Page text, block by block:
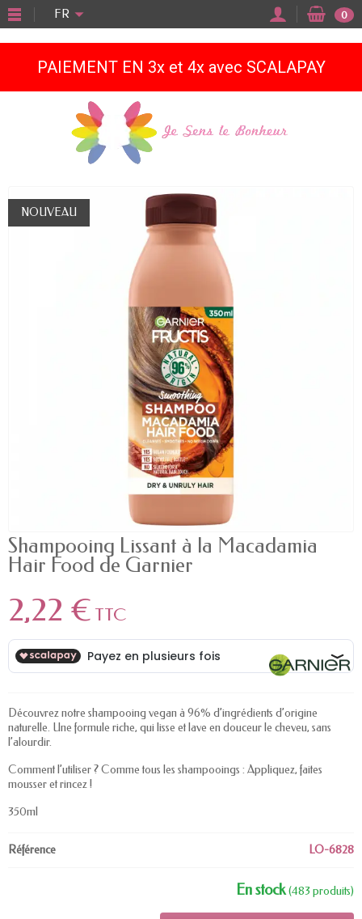
PAIEMENT EN 3x et 4x avec SCALAPAY
FR 0
NOUVEAU
Shampooing Lissant à la Macadamia
Hair Food de Garnier
2,22 € TTC
Découvrez notre shampooing vegan à 96% d’ingrédients d’origine
naturelle. Une formule riche, qui lisse et lave en douceur le cheveu, sans
l’alourdir.
Comment l’utiliser ? Comme tous les shampooings : Appliquez, faites
mousser et rincez !
350ml
Référence LO-6828
En stock(483 produits)